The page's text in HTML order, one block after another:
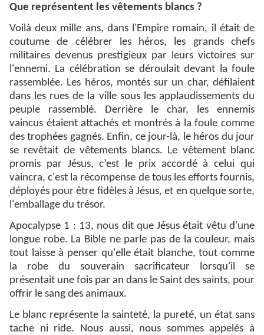
Que représentent les vêtements blancs ?
Voilà deux mille ans, dans l'Empire romain, il était de
coutume de célébrer les héros, les grands chefs
militaires devenus prestigieux par leurs victoires sur
l'ennemi. La célébration se déroulait devant la foule
rassemblée. Les héros, montés sur un char, défilaient
dans les rues de la ville sous les applaudissements du
peuple rassemblé. Derrière le char, les ennemis
vaincus étaient attachés et montrés à la foule comme
des trophées gagnés. Enfin, ce jour-là, le héros du jour
se revêtait de vêtements blancs. Le vêtement blanc
promis par Jésus, c’est le prix accordé à celui qui
vaincra, c'est la récompense de tous les efforts fournis,
déployés pour être fidèles à Jésus, et en quelque sorte,
l'emballage du trésor.
Apocalypse 1 : 13, nous dit que Jésus était vêtu d'une
longue robe. La Bible ne parle pas de la couleur, mais
tout laisse à penser qu'elle était blanche, tout comme
la robe du souverain sacrificateur lorsqu'il se
présentait une fois par an dans le Saint des saints, pour
offrir le sang des animaux.
Le blanc représente la sainteté, la pureté, un état sans
tache ni ride. Nous aussi, nous sommes appelés à